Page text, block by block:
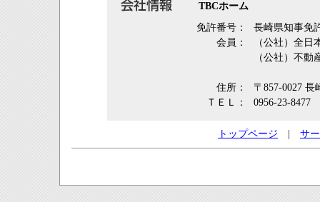
TBCホーム
免許番号：
長崎県知事免
会員：
（公社）全日
（公社）不動
住所：
〒857-0027
ＴＥＬ：
0956-23-8477
トップページ サ